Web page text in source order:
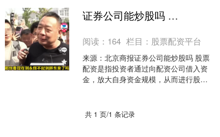
证券公司能炒股吗 胖东来爆改永辉首店开业！有人早上六点就来排队，于东来：不亏钱就行
阅读： 164 栏目： 股票配资平台
来源：北京商报证券公司能炒股吗 股票
配资是指投资者通过向配资公司借入资
金，放大自身资金规模，从而进行股票
共 1 页/1 条记录